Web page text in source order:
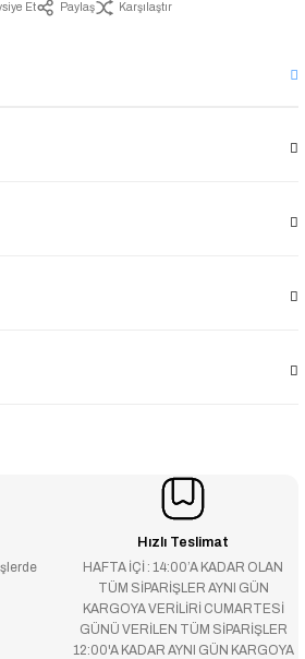
Et Paylaş Karşılaştır
Hızlı Teslimat
HAFTA İÇİ : 14:00’A KADAR OLAN
TÜM SİPARİŞLER AYNI GÜN
KARGOYA VERİLİRİ CUMARTESİ
GÜNÜ VERİLEN TÜM SİPARİŞLER
12:00'A KADAR AYNI GÜN KARGOYA